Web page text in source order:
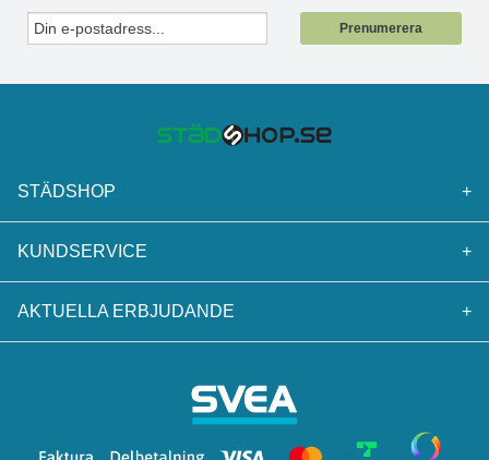
Prenumerera
STÄDSHOP +
KUNDSERVICE +
AKTUELLA ERBJUDANDE +